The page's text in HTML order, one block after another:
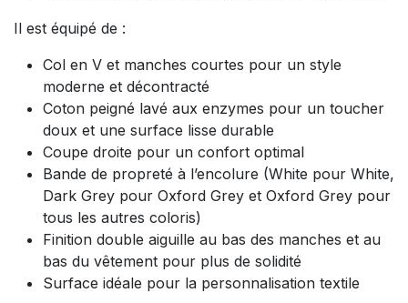
Il est équipé de :
Col en V et manches courtes pour un style
moderne et décontracté
Coton peigné lavé aux enzymes pour un toucher
doux et une surface lisse durable
Coupe droite pour un confort optimal
Bande de propreté à l’encolure (White pour White,
Dark Grey pour Oxford Grey et Oxford Grey pour
tous les autres coloris)
Finition double aiguille au bas des manches et au
bas du vêtement pour plus de solidité
Surface idéale pour la personnalisation textile